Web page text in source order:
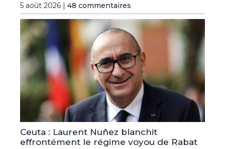
5 août 2026 | 48 commentaires
Ceuta : Laurent Nuñez blanchit
effrontément le régime voyou de Rabat